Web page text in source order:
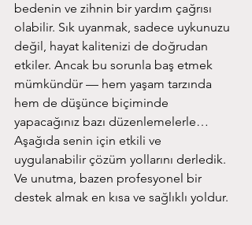
bedenin ve zihnin bir yardım çağrısı
olabilir. Sık uyanmak, sadece uykunuzu
değil, hayat kalitenizi de doğrudan
etkiler. Ancak bu sorunla baş etmek
mümkündür — hem yaşam tarzında
hem de düşünce biçiminde
yapacağınız bazı düzenlemelerle…
Aşağıda senin için etkili ve
uygulanabilir çözüm yollarını derledik.
Ve unutma, bazen profesyonel bir
destek almak en kısa ve sağlıklı yoldur.